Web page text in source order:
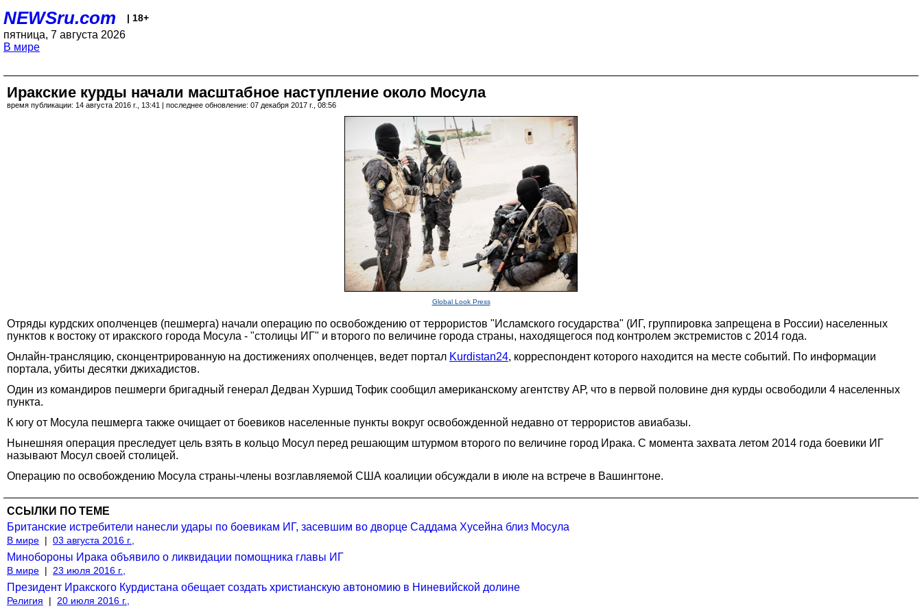
NEWSru.com | 18+
пятница, 7 августа 2026
В мире
Иракские курды начали масштабное наступление около Мосула
время публикации: 14 августа 2016 г., 13:41 | последнее обновление: 07 декабря 2017 г., 08:56
Global Look Press
Отряды курдских ополченцев (пешмерга) начали операцию по освобождению от террористов "Исламского государства" (ИГ, группировка запрещена в России) населенных
пунктов к востоку от иракского города Мосула - "столицы ИГ" и второго по величине города страны, находящегося под контролем экстремистов с 2014 года.
Онлайн-трансляцию, сконцентрированную на достижениях ополченцев, ведет портал Kurdistan24, корреспондент которого находится на месте событий. По информации
портала, убиты десятки джихадистов.
Один из командиров пешмерги бригадный генерал Дедван Хуршид Тофик сообщил американскому агентству АР, что в первой половине дня курды освободили 4 населенных
пункта.
К югу от Мосула пешмерга также очищает от боевиков населенные пункты вокруг освобожденной недавно от террористов авиабазы.
Нынешняя операция преследует цель взять в кольцо Мосул перед решающим штурмом второго по величине город Ирака. С момента захвата летом 2014 года боевики ИГ
называют Мосул своей столицей.
Операцию по освобождению Мосула страны-члены возглавляемой США коалиции обсуждали в июле на встрече в Вашингтоне.
ССЫЛКИ ПО ТЕМЕ
Британские истребители нанесли удары по боевикам ИГ, засевшим во дворце Саддама Хусейна близ Мосула
В мире | 03 августа 2016 г.,
Минобороны Ирака объявило о ликвидации помощника главы ИГ
В мире | 23 июля 2016 г.,
Президент Иракского Курдистана обещает создать христианскую автономию в Ниневийской долине
Религия |
20 июля 2016 г.,